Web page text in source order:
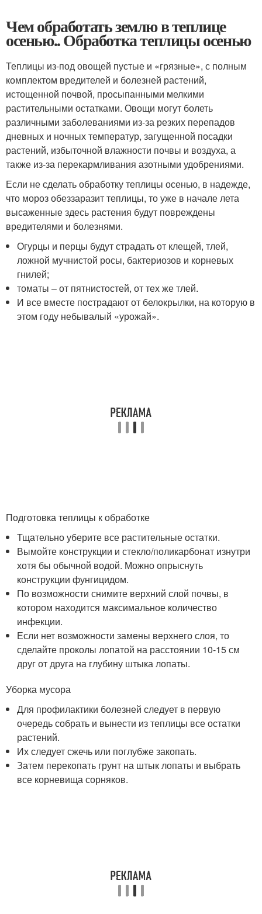
Чем обработать землю в теплице
осенью.. Обработка теплицы осенью
Теплицы из-под овощей пустые и «грязные», с полным
комплектом вредителей и болезней растений,
истощенной почвой, просыпанными мелкими
растительными остатками. Овощи могут болеть
различными заболеваниями из-за резких перепадов
дневных и ночных температур, загущенной посадки
растений, избыточной влажности почвы и воздуха, а
также из-за перекармливания азотными удобрениями.
Если не сделать обработку теплицы осенью, в надежде,
что мороз обеззаразит теплицы, то уже в начале лета
высаженные здесь растения будут повреждены
вредителями и болезнями.
Огурцы и перцы будут страдать от клещей, тлей,
ложной мучнистой росы, бактериозов и корневых
гнилей;
томаты – от пятнистостей, от тех же тлей.
И все вместе пострадают от белокрылки, на которую в
этом году небывалый «урожай».
Подготовка теплицы к обработке
Тщательно уберите все растительные остатки.
Вымойте конструкции и стекло/поликарбонат изнутри
хотя бы обычной водой. Можно опрыснуть
конструкции фунгицидом.
По возможности снимите верхний слой почвы, в
котором находится максимальное количество
инфекции.
Если нет возможности замены верхнего слоя, то
сделайте проколы лопатой на расстоянии 10­-15 см
друг от друга на глубину штыка лопаты.
Уборка мусора
Для профилактики болезней следует в первую
очередь собрать и вынести из теплицы все остатки
растений.
Их следует сжечь или поглубже закопать.
Затем перекопать грунт на штык лопаты и выбрать
все корневища сорняков.